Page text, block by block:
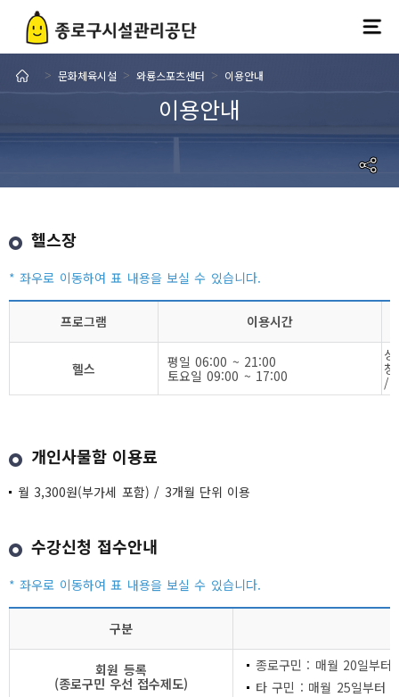
이용안내
> 문화체육시설 > 와룡스포츠센터 > 이용안내
헬스장
프로그램 이용시간
헬스
평일 06:00 ~ 21:00
토요일 09:00 ~ 17:00
/
개인사물함 이용료
월 3,300원(부가세 포함) / 3개월 단위 이용
수강신청 접수안내
구분
회원 등록
(종로구민 우선 접수제도)
종로구민 : 매월 20일부터
타 구민 : 매월 25일부터